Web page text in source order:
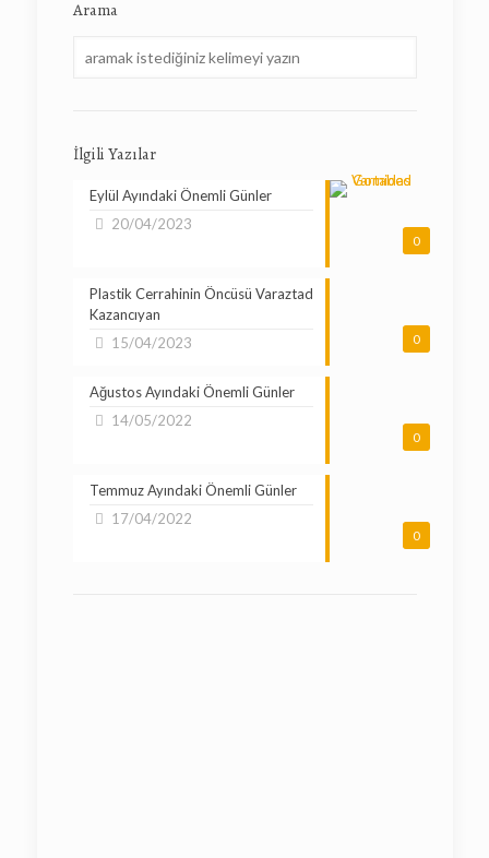
Arama
İlgili Yazılar
0
Eylül Ayındaki Önemli Günler
20/04/2023
0
Plastik Cerrahinin Öncüsü Varaztad
Kazancıyan
15/04/2023
0
Ağustos Ayındaki Önemli Günler
14/05/2022
0
Temmuz Ayındaki Önemli Günler
17/04/2022